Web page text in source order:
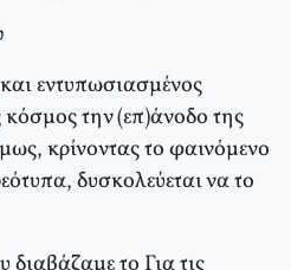
εντυπωσιασμένος
την (επ)άνοδο της
κρίνοντας το φαινόμενο
δυσκολεύεται να το